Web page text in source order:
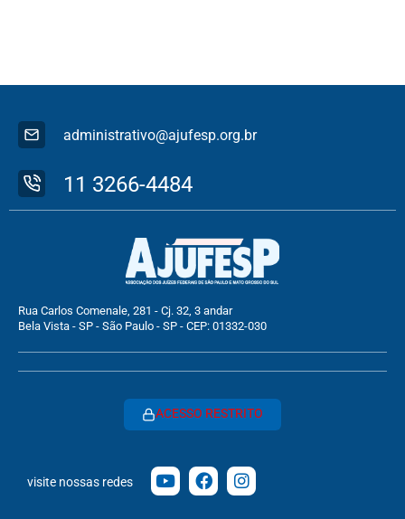
administrativo@ajufesp.org.br
11 3266-4484
Rua Carlos Comenale, 281 - Cj. 32, 3 andar
Bela Vista - SP - São Paulo - SP - CEP: 01332-030
ACESSO RESTRITO
visite nossas redes